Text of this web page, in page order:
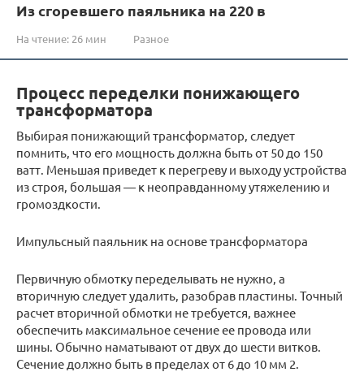
Из сгоревшего паяльника на 220 в
На чтение: 26 мин Разное
Процесс переделки понижающего
трансформатора
Выбирая понижающий трансформатор, следует
помнить, что его мощность должна быть от 50 до 150
ватт. Меньшая приведет к перегреву и выходу устройства
из строя, большая — к неоправданному утяжелению и
громоздкости.
Импульсный паяльник на основе трансформатора
Первичную обмотку переделывать не нужно, а
вторичную следует удалить, разобрав пластины. Точный
расчет вторичной обмотки не требуется, важнее
обеспечить максимальное сечение ее провода или
шины. Обычно наматывают от двух до шести витков.
Сечение должно быть в пределах от 6 до 10 мм 2.